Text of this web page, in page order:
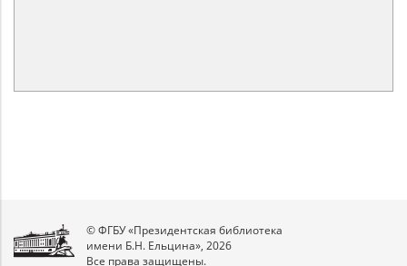
© ФГБУ «Президентская библиотека
имени Б.Н. Ельцина», 2026
Все права защищены.